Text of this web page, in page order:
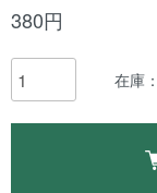
380円
在庫